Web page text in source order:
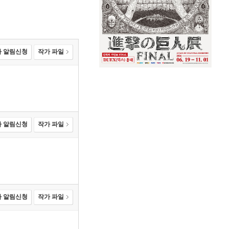
알림신청 작가 파일
알림신청 작가 파일
알림신청 작가 파일